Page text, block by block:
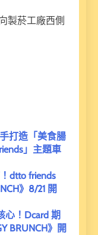
製菸工廠西側
打造「美食腸
」主題車
dtto friends
》8/21 開
心！Dcard 期
BRUNCH》開